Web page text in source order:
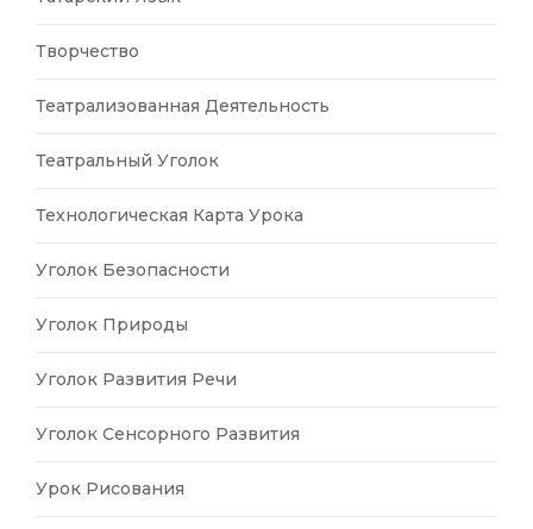
Творчество
Театрализованная Деятельность
Театральный Уголок
Технологическая Карта Урока
Уголок Безопасности
Уголок Природы
Уголок Развития Речи
Уголок Сенсорного Развития
Урок Рисования